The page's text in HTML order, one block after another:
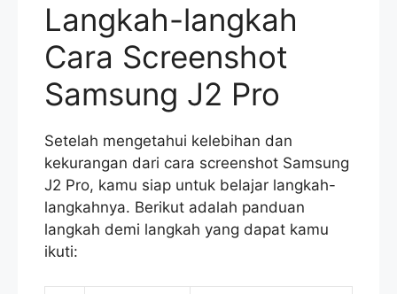
Langkah-langkah
Cara Screenshot
Samsung J2 Pro
Setelah mengetahui kelebihan dan
kekurangan dari cara screenshot Samsung
J2 Pro, kamu siap untuk belajar langkah-
langkahnya. Berikut adalah panduan
langkah demi langkah yang dapat kamu
ikuti: